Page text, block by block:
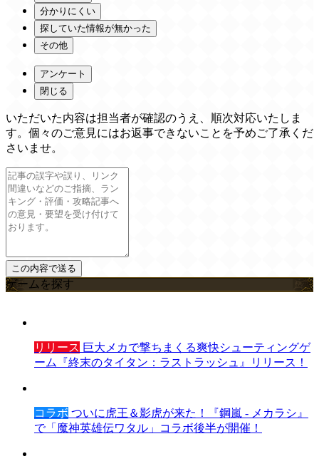
分かりにくい
探していた情報が無かった
その他
アンケート
閉じる
いただいた内容は担当者が確認のうえ、順次対応いたしま
す。個々のご意見にはお返事できないことを予めご了承くだ
さいませ。
ゲームを探す
リリース 巨大メカで撃ちまくる爽快シューティングゲ
ーム『終末のタイタン：ラストラッシュ』リリース！
コラボ ついに虎王＆影虎が来た！『鋼嵐 - メカラシ』
で「魔神英雄伝ワタル」コラボ後半が開催！